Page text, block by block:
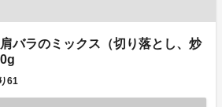
バラのミックス（切り落とし、炒
61